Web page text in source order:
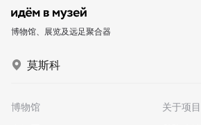
博物馆、展览及远足聚合器
莫斯科
博物馆
关于项目